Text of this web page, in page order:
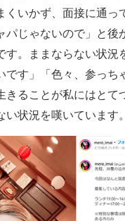
くいかず、面接に通っ
パじゃないので」と後
す。ままならない状況
です」「色々、参っち
きることが私にはとて
い状況を嘆いています。